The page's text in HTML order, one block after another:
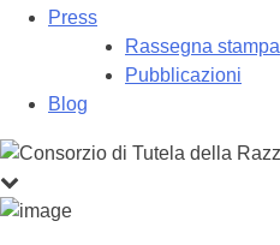
Press
Rassegna stampa
Pubblicazioni
Blog